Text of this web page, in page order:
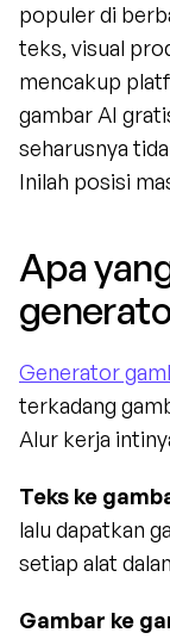
populer di
teks, visual
mencakup
gambar AI
seharusnya
Inilah posisi
Apa
Generator
terkadang
Alur kerja
Teks ke
lalu dapatkan
setiap alat
Gambar ke